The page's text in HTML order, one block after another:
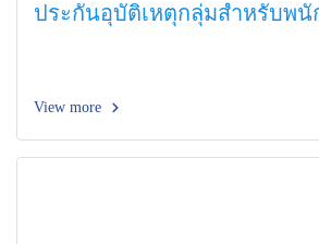
ประกันอุบัติเหตุกลุ่มสำหรับพนั
View more